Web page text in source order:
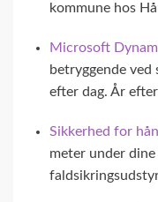
kommune hos
Microsoft
betryggende ved
efter dag. År efter
Sikkerhed for
meter under